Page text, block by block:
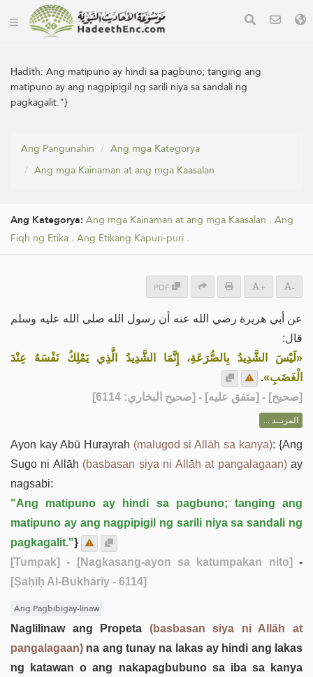
Ḥadīth:Ang matipuno ay hindi sa pagbuno; tanging ang
matipuno ay ang nagpipigil ng sarili niya sa sandali ng
pagkagalit."}
Ang Pangunahin
Ang mga Kategorya
Ang mga Kainaman at ang mga Kaasalan
Ang Kategorya: Ang mga Kainaman at ang mga Kaasalan . Ang
Fiqh ng Etika . Ang Etikang Kapuri-puri .
PDF + -
عن أبي هريرة رضي الله عنه أن رسول الله صلى الله عليه وسلم
قال:
«لَيْسَ الشَّدِيدُ بِالصُّرَعَةِ، إِنَّمَا الشَّدِيدُ الَّذِي يَمْلِكُ نَفْسَهُ عِنْدَ
الْغَضَبِ».
[صحيح] - [متفق عليه] - [صحيح البخاري: 6114]
المزيــد ...
Ayon kay Abū Hurayrah (malugod si Allāh sa kanya): {Ang
Sugo ni Allāh (basbasan siya ni Allāh at pangalagaan)ay
nagsabi:
"Ang matipuno ay hindi sa pagbuno; tanging ang
matipuno ay ang nagpipigil ng sarili niya sa sandali ng
pagkagalit."}
[Tumpak]
- [Nagkasang-ayon sa katumpakan nito] -
[Ṣaḥīḥ Al-Bukhārīy - 6114]
Ang Pagbibigay-linaw
Naglilinaw ang Propeta (basbasan siya ni Allāh at
pangalagaan) na ang tunay na lakas ay hindi ang lakas
ng katawan o ang nakapagbubuno sa iba sa kanya